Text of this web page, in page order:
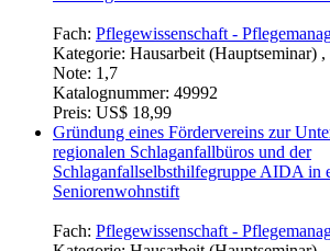
Fach: Pflegewissenschaft -
Kategorie: Hausarbeit (Hauptseminar)
Note: 1,7
Katalognummer: 49992
Preis: US$ 18,99
Gründung eines Fördervereins zur
regionalen Schlaganfallbüros und der
Schlaganfallselbsthilfegruppe AIDA in
Seniorenwohnstift
Fach: Pflegewissenschaft -